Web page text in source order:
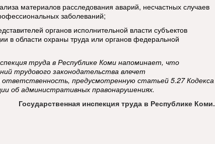
материалов расследования аварий, несчастных случаев
заболеваний;
органов исполнительной власти субъектов
в области охраны труда или органов федеральной
труда в Республике Коми напоминает, что
трудового законодательства влечет
предусмотренную статьей 5.27 Кодекса
об административных правонарушениях.
Государственная инспекция труда в Республике Коми.